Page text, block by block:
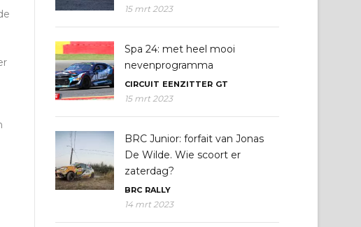
15 mrt 2023
Spa 24: met heel mooi
nevenprogramma
CIRCUIT EENZITTER GT
15 mrt 2023
BRC Junior: forfait van Jonas
De Wilde. Wie scoort er
zaterdag?
BRC RALLY
14 mrt 2023